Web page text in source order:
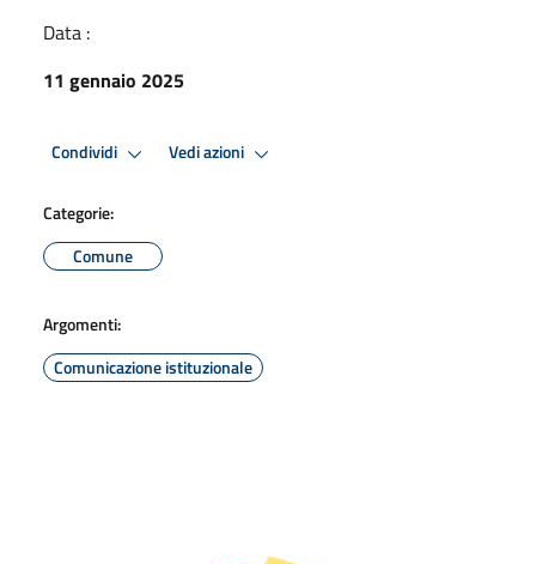
Data :
11 gennaio 2025
Condividi Vedi azioni
Categorie:
Comune
Argomenti:
Comunicazione istituzionale